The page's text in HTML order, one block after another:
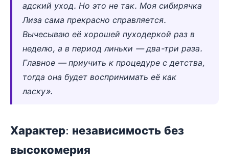
адский уход. Но это не так. Моя сибирячка
Лиза сама прекрасно справляется.
Вычесываю её хорошей пуходеркой раз в
неделю, а в период линьки — два-три раза.
Главное — приучить к процедуре с детства,
тогда она будет воспринимать её как
ласку».
Характер: независимость без
высокомерия